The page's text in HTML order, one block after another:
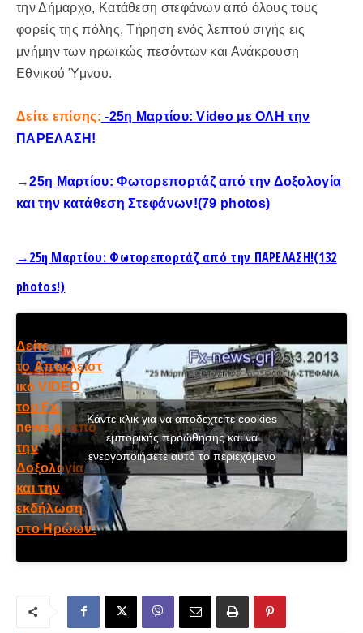
την Δήμαρχο, Κατάθεση στεφάνων από όλους τους
φορείς της πόλης, Τήρηση ενός λεπτού σιγής εις
μνήμην των ηρωικώς πεσόντων και Ανάκρουση
Εθνικού Ύμνου.
Δείτε επίσης: -25η Μαρτίου: Video με ΟΛΗ την
ΠΑΡΕΛΑΣΗ!
→25η Μαρτίου: Φωτορεπορτάζ από την Δοξολογία
και την κατάθεση Στεφάνων!(79 photos)
→25η Μαρτίου: Φωτορεπορτάζ από την ΠΑΡΕΛΑΣΗ!(132
photos!)
Δείτε
το Αποκλειστ
ικό VIDEO
του Fx-
news.gr από
την
Δοξολογία
και την
εκδήλωση
στο Ηρώων:
Κάντε κλικ για να αποδεχτείτε cookies
εμπορικής προώθησης και να
ενεργοποιήσετε αυτό το περιεχόμενο